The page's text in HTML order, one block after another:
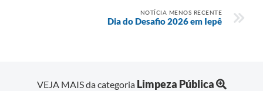
NOTÍCIA MENOS RECENTE
Dia do Desafio 2026 em Iepê
VEJA MAIS da categoria Limpeza Pública